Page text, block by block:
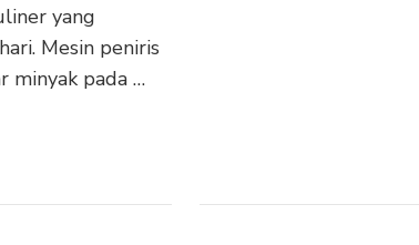
yang
Mesin peniris
minyak pada …